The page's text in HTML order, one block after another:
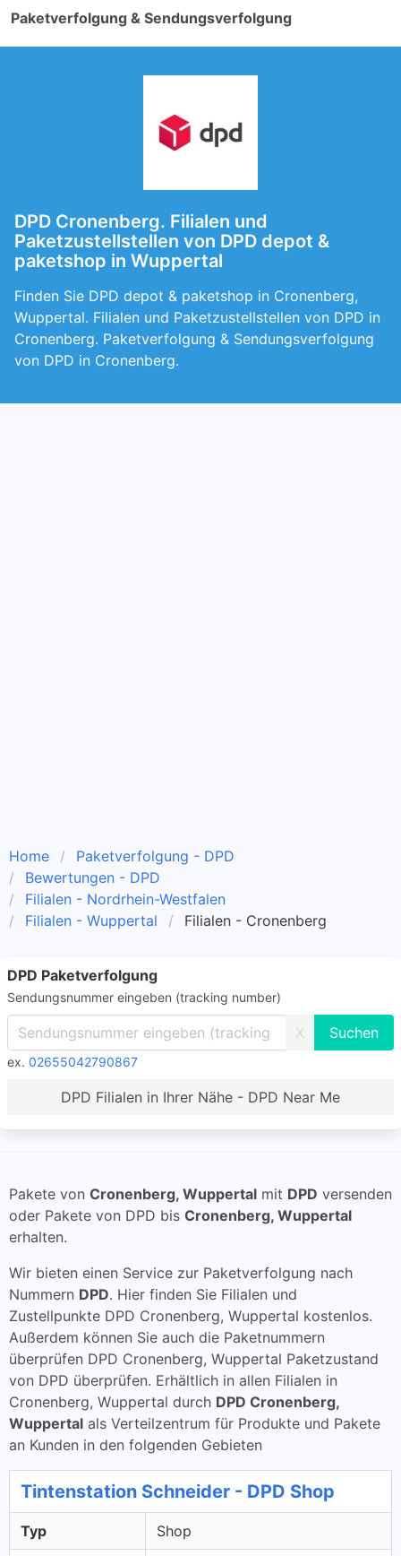
Paketverfolgung & Sendungsverfolgung
DPD Cronenberg. Filialen und
Paketzustellstellen von DPD depot &
paketshop in Wuppertal
Finden Sie DPD depot & paketshop in Cronenberg,
Wuppertal. Filialen und Paketzustellstellen von DPD in
Cronenberg. Paketverfolgung & Sendungsverfolgung
von DPD in Cronenberg.
Home
Paketverfolgung - DPD
Bewertungen - DPD
Filialen - Nordrhein-Westfalen
Filialen - Wuppertal
Filialen - Cronenberg
DPD Paketverfolgung
Sendungsnummer eingeben (tracking number)
X
ex. 02655042790867
DPD Filialen in Ihrer Nähe - DPD Near Me
Pakete von Cronenberg, Wuppertal mit DPD versenden
oder Pakete von DPD bis Cronenberg, Wuppertal
erhalten.
Wir bieten einen Service zur Paketverfolgung nach
Nummern DPD. Hier finden Sie Filialen und
Zustellpunkte DPD Cronenberg, Wuppertal kostenlos.
Außerdem können Sie auch die Paketnummern
überprüfen DPD Cronenberg, Wuppertal Paketzustand
von DPD überprüfen. Erhältlich in allen Filialen in
Cronenberg, Wuppertal durch DPD Cronenberg,
Wuppertal als Verteilzentrum für Produkte und Pakete
an Kunden in den folgenden Gebieten
Tintenstation Schneider - DPD Shop
Typ Shop